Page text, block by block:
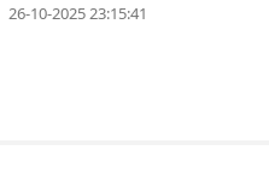
26-10-2025 23:15:41